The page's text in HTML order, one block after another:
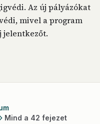
Az új pályázókat
mivel a program
jelentkezőt.
Mind a 42 fejezet